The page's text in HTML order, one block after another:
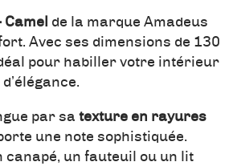
Camel de la marque Amadeus
Avec ses dimensions de 130
pour habiller votre intérieur
par sa texture en rayures
une note sophistiquée.
canapé, un fauteuil ou un lit